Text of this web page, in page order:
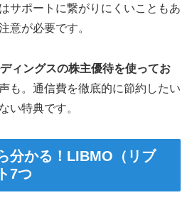
サポートに繋がりにくいこともあ
意が必要です。
ィングスの株主優待を使ってお
も。通信費を徹底的に節約したい
い特典です。
分かる！LIBMO（リブ
7つ